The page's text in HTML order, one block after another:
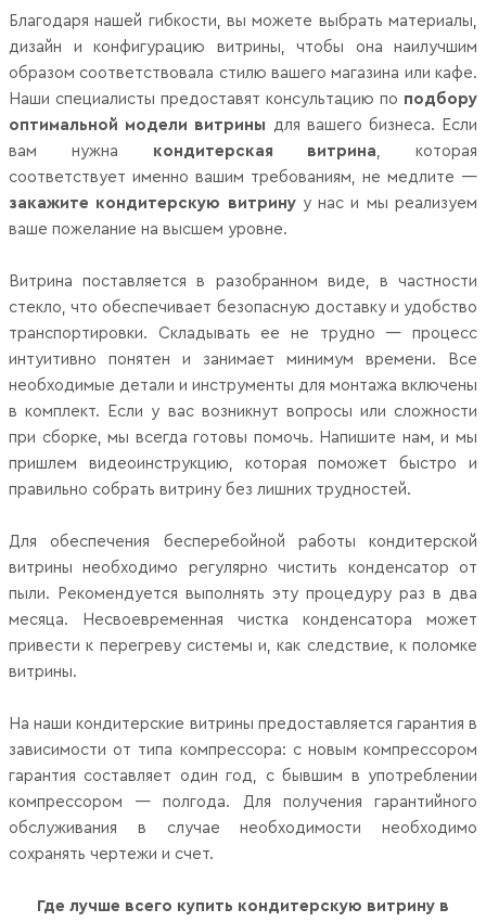
Благодаря нашей гибкости, вы можете выбрать материалы,
дизайн и конфигурацию витрины, чтобы она наилучшим
образом соответствовала стилю вашего магазина или кафе.
Наши специалисты предоставят консультацию по подбору
оптимальной модели витрины для вашего бизнеса. Если
вам нужна кондитерская витрина , которая
соответствует именно вашим требованиям, не медлите —
закажите кондитерскую витрину у нас и мы реализуем
ваше пожелание на высшем уровне.
Витрина поставляется в разобранном виде, в частности
стекло, что обеспечивает безопасную доставку и удобство
транспортировки. Складывать ее не трудно — процесс
интуитивно понятен и занимает минимум времени. Все
необходимые детали и инструменты для монтажа включены
в комплект. Если у вас возникнут вопросы или сложности
при сборке, мы всегда готовы помочь. Напишите нам, и мы
пришлем видеоинструкцию, которая поможет быстро и
правильно собрать витрину без лишних трудностей.
Для обеспечения бесперебойной работы кондитерской
витрины необходимо регулярно чистить конденсатор от
пыли. Рекомендуется выполнять эту процедуру раз в два
месяца. Несвоевременная чистка конденсатора может
привести к перегреву системы и, как следствие, к поломке
витрины.
На наши кондитерские витрины предоставляется гарантия в
зависимости от типа компрессора: с новым компрессором
гарантия составляет один год, с бывшим в употреблении
компрессором — полгода. Для получения гарантийного
обслуживания в случае необходимости необходимо
сохранять чертежи и счет.
Где лучше всего купить кондитерскую витрину в